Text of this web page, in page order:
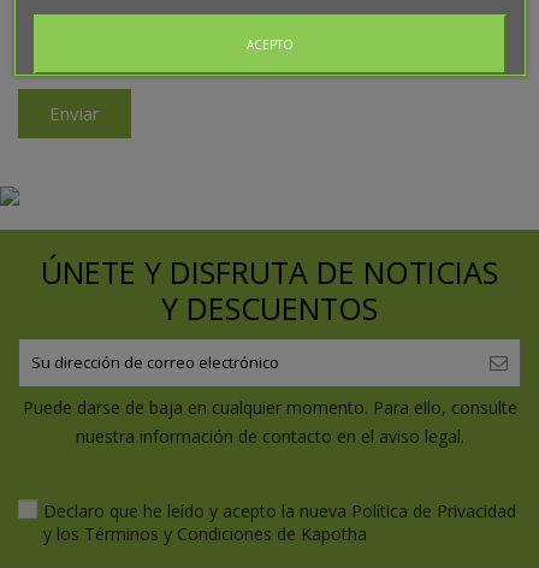
He leído y acepto laPolítica de Privacidad
Enviar
ÚNETE Y DISFRUTA DE NOTICIAS
Y DESCUENTOS
Puede darse de baja en cualquier momento. Para ello, consulte
nuestra información de contacto en el aviso legal.
Declaro que he leído y acepto la nueva Política de Privacidad
y los Términos y Condiciones de Kapotha
ACEPTO